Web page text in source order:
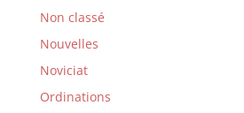
Non classé
Nouvelles
Noviciat
Ordinations